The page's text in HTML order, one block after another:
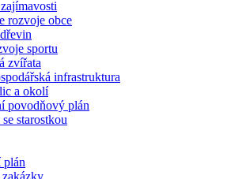
rozvoje obce
sportu
zvířata
infrastruktura
a okolí
povodňový plán
starostkou
plán
zakázky